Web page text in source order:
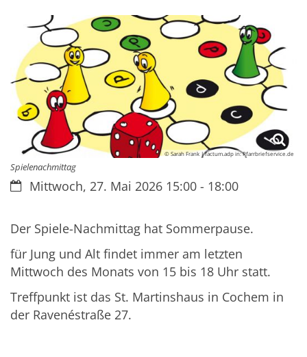
© Sarah Frank | factum.adp in: Pfarrbriefservice.de
Spielenachmittag
Datum:Mittwoch, 27. Mai 2026 15:00 - 18:00
Der Spiele-Nachmittag hat Sommerpause.
für Jung und Alt findet immer am letzten
Mittwoch des Monats von 15 bis 18 Uhr statt.
Treffpunkt ist das St. Martinshaus in Cochem in
der Ravenéstraße 27.